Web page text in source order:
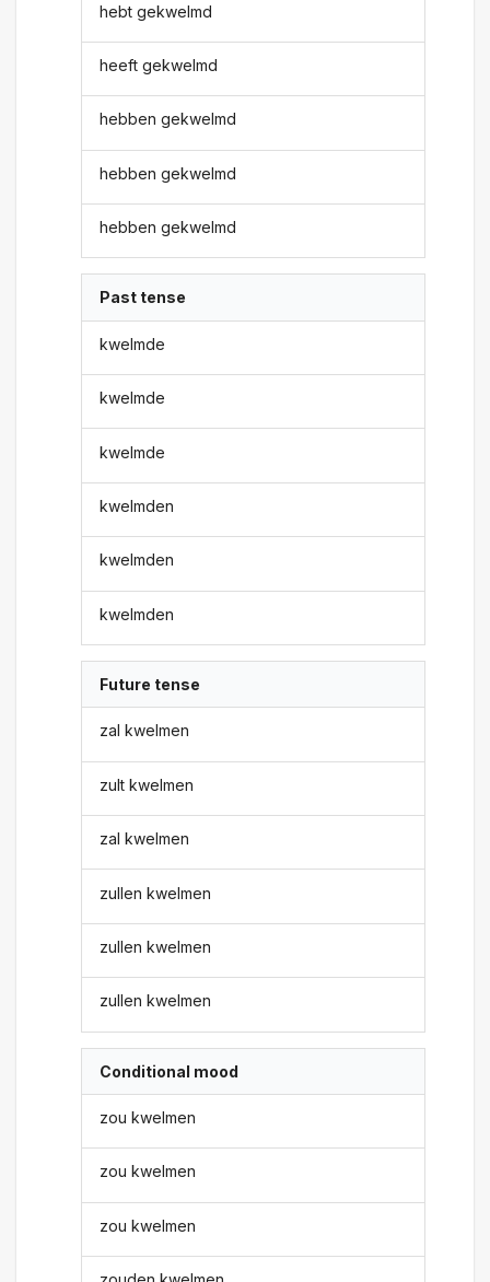
hebt gekwelmd
heeft gekwelmd
hebben gekwelmd
hebben gekwelmd
hebben gekwelmd
Past tense
kwelmde
kwelmde
kwelmde
kwelmden
kwelmden
kwelmden
Future tense
zal kwelmen
zult kwelmen
zal kwelmen
zullen kwelmen
zullen kwelmen
zullen kwelmen
Conditional mood
zou kwelmen
zou kwelmen
zou kwelmen